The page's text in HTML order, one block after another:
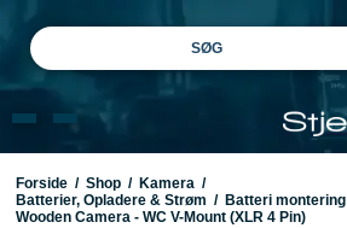
SØG
Forside / Shop / Kamera /
Batterier, Opladere & Strøm / Batteri montering
Wooden Camera - WC V-Mount (XLR 4 Pin)